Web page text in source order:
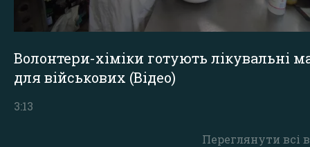
Переглянути всі
Волонтери-хіміки готують лікувальні
для військових (Відео)
3:13